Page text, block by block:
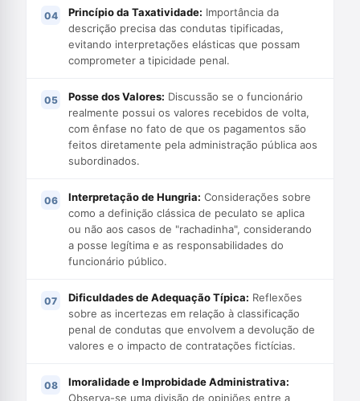
Princípio da Taxatividade: Importância da
descrição precisa das condutas tipificadas,
evitando interpretações elásticas que possam
comprometer a tipicidade penal.
Posse dos Valores: Discussão se o funcionário
realmente possui os valores recebidos de volta,
com ênfase no fato de que os pagamentos são
feitos diretamente pela administração pública aos
subordinados.
Interpretação de Hungria: Considerações sobre
como a definição clássica de peculato se aplica
ou não aos casos de "rachadinha", considerando
a posse legítima e as responsabilidades do
funcionário público.
Dificuldades de Adequação Típica: Reflexões
sobre as incertezas em relação à classificação
penal de condutas que envolvem a devolução de
valores e o impacto de contratações fictícias.
Imoralidade e Improbidade Administrativa:
Observa-se uma divisão de opiniões entre a